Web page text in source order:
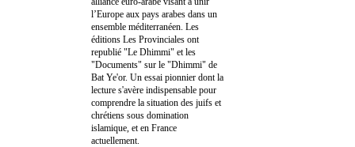
l’Europe aux pays arabes dans un
ensemble méditerranéen. Les
éditions Les Provinciales ont
republié "Le Dhimmi" et les
"Documents" sur le "Dhimmi" de
Bat Ye'or. Un essai pionnier dont la
lecture s'avère indispensable pour
comprendre la situation des juifs et
chrétiens sous domination
islamique, et en France
actuellement.